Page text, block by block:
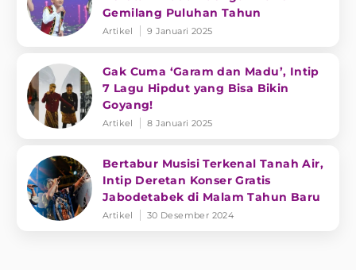
Gemilang Puluhan Tahun
Artikel 9 Januari 2025
Gak Cuma ‘Garam dan Madu’, Intip
7 Lagu Hipdut yang Bisa Bikin
Goyang!
Artikel 8 Januari 2025
Bertabur Musisi Terkenal Tanah Air,
Intip Deretan Konser Gratis
Jabodetabek di Malam Tahun Baru
Artikel 30 Desember 2024